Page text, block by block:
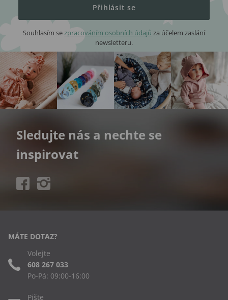
Přihlásit se
Souhlasím sezpracováním osobních údajů za účelem zaslání
newsletteru.
Sledujte nás a nechte se
inspirovat
MÁTE DOTAZ?
Volejte
608 267 033
Po-Pá: 09:00-16:00
Pište